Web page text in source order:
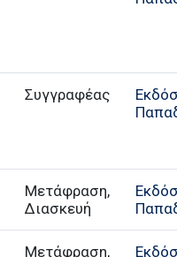
Συγγραφέας
Μετάφραση,
Διασκευή
Μετάφραση,